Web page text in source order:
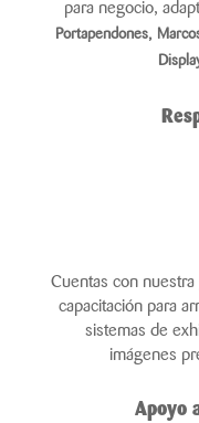
para negocio,
Portapendones,
Cuentas con
capacitación para
sistemas de
imágenes
Apoyo